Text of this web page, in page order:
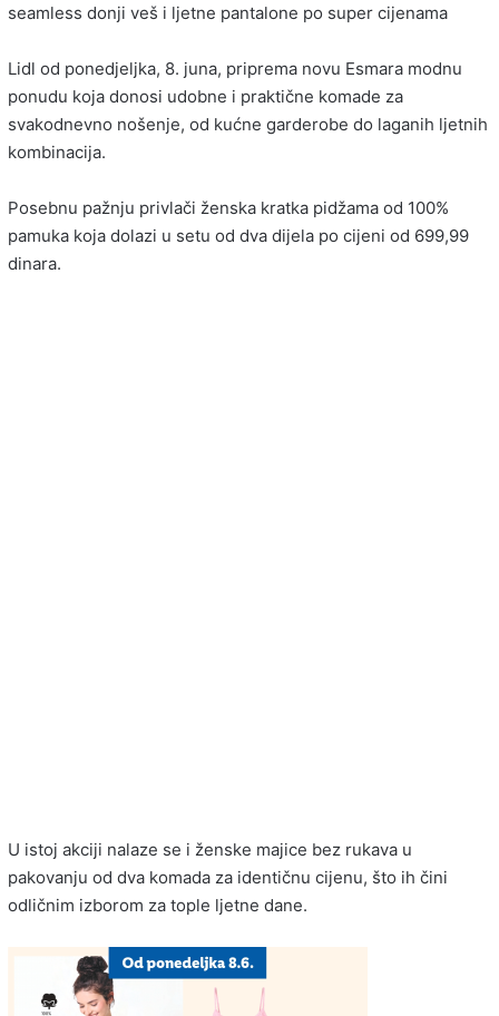
seamless donji veš i ljetne pantalone po super cijenama
Lidl od ponedjeljka, 8. juna, priprema novu Esmara modnu
ponudu koja donosi udobne i praktične komade za
svakodnevno nošenje, od kućne garderobe do laganih ljetnih
kombinacija.
Posebnu pažnju privlači ženska kratka pidžama od 100%
pamuka koja dolazi u setu od dva dijela po cijeni od 699,99
dinara.
U istoj akciji nalaze se i ženske majice bez rukava u
pakovanju od dva komada za identičnu cijenu, što ih čini
odličnim izborom za tople ljetne dane.